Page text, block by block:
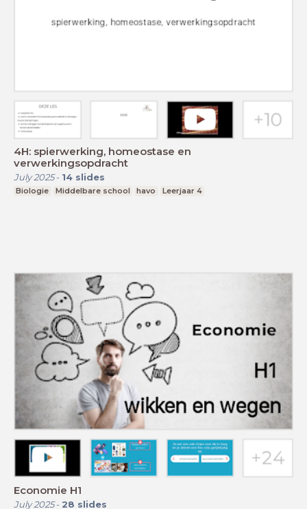
4H: spierwerking, homeostase en
verwerkingsopdracht
July 2025- 14 slides
Biologie Middelbare school havo Leerjaar 4
Economie H1
July 2025- 28 slides